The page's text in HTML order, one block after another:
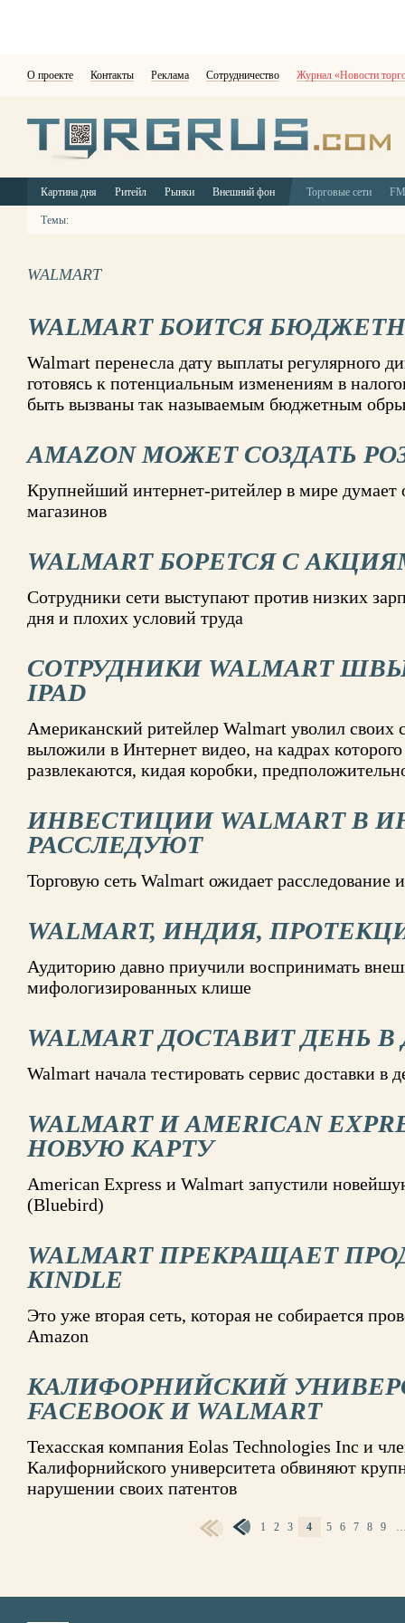
О проекте Контакты Реклама Сотрудничество Журнал «Новости
Картина дня Ритейл Рынки Внешний фон Торговые сети
Темы:
WALMART
WALMART БОИТСЯ
Walmart перенесла дату выплаты регулярного
готовясь к потенциальным изменениям в
быть вызваны так называемым бюджетным
AMAZON МОЖЕТ СОЗДАТЬ
Крупнейший интернет-ритейлер в мире
магазинов
WALMART БОРЕТСЯ С
Сотрудники сети выступают против низких
дня и плохих условий труда
СОТРУДНИКИ WALMART
IPAD
Американский ритейлер Walmart уволил своих
выложили в Интернет видео, на кадрах
развлекаются, кидая коробки,
ИНВЕСТИЦИИ WALMART В
РАССЛЕДУЮТ
Торговую сеть Walmart ожидает
WALMART, ИНДИЯ,
Аудиторию давно приучили воспринимать
мифологизированных клише
WALMART ДОСТАВИТ ДЕНЬ
Walmart начала тестировать сервис доставки в
WALMART И AMERICAN
НОВУЮ КАРТУ
American Express и Walmart запустили
(Bluebird)
WALMART ПРЕКРАЩАЕТ
KINDLE
Это уже вторая сеть, которая не собирается
Amazon
КАЛИФОРНИЙСКИЙ
FACEBOOK И WALMART
Техасская компания Eolas Technologies Inc и
Калифорнийского университета обвиняют
нарушении своих патентов
1 2 3 4 5 6 7 8 9